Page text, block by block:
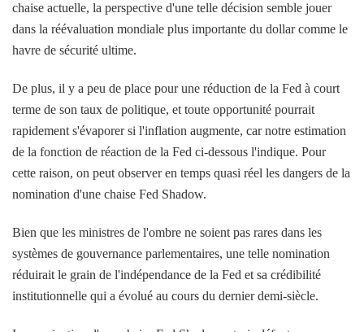
chaise actuelle, la perspective d'une telle décision semble jouer
dans la réévaluation mondiale plus importante du dollar comme le
havre de sécurité ultime.
De plus, il y a peu de place pour une réduction de la Fed à court
terme de son taux de politique, et toute opportunité pourrait
rapidement s'évaporer si l'inflation augmente, car notre estimation
de la fonction de réaction de la Fed ci-dessous l'indique. Pour
cette raison, on peut observer en temps quasi réel les dangers de la
nomination d'une chaise Fed Shadow.
Bien que les ministres de l'ombre ne soient pas rares dans les
systèmes de gouvernance parlementaires, une telle nomination
réduirait le grain de l'indépendance de la Fed et sa crédibilité
institutionnelle qui a évolué au cours du dernier demi-siècle.